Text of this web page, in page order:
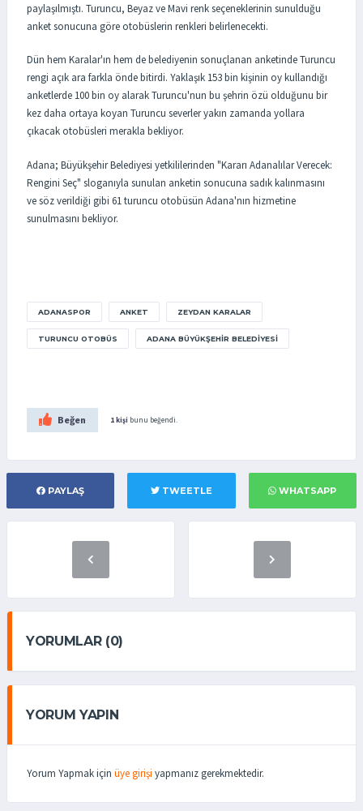
paylaşılmıştı. Turuncu, Beyaz ve Mavi renk seçeneklerinin sunulduğu
anket sonucuna göre otobüslerin renkleri belirlenecekti.
Dün hem Karalar'ın hem de belediyenin sonuçlanan anketinde Turuncu
rengi açık ara farkla önde bitirdi. Yaklaşık 153 bin kişinin oy kullandığı
anketlerde 100 bin oy alarak Turuncu'nun bu şehrin özü olduğunu bir
kez daha ortaya koyan Turuncu severler yakın zamanda yollara
çıkacak otobüsleri merakla bekliyor.
Adana; Büyükşehir Belediyesi yetkililerinden "Kararı Adanalılar Verecek:
Rengini Seç" sloganıyla sunulan anketin sonucuna sadık kalınmasını
ve söz verildiği gibi 61 turuncu otobüsün Adana'nın hizmetine
sunulmasını bekliyor.
ADANASPOR ANKET ZEYDAN KARALAR
TURUNCU OTOBÜS ADANA BÜYÜKŞEHIR BELEDIYESI
Beğen 1 kişi bunu beğendi.
PAYLAŞ TWEETLE WHATSAPP
YORUMLAR (0)
YORUM YAPIN
Yorum Yapmak için üye girişi yapmanız gerekmektedir.